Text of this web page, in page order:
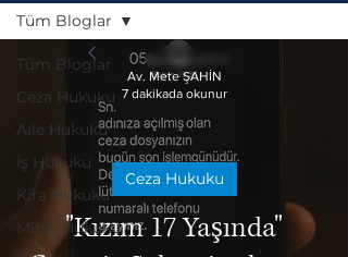
Tüm Bloglar
Ceza Hukuku
Aile Hukuku
İş Hukuku
Kira Hukuku
Miras Hukuku
Tüm Bloglar
"Kızım 17 Yaşında"
Ceza Hukuku
Av. Mete ŞAHİN
7 dakikada okunur